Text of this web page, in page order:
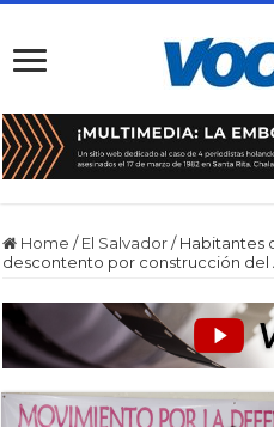
Home / El Salvador / Habitantes
descontento por construcción